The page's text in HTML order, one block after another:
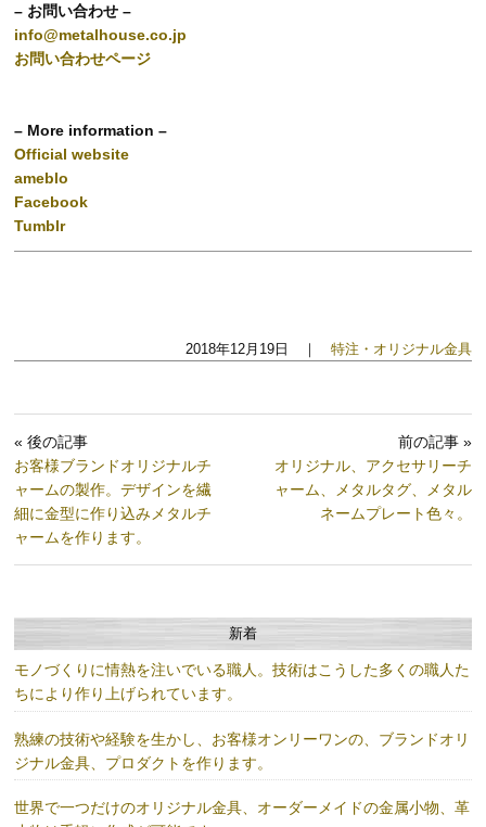
– お問い合わせ –
info@metalhouse.co.jp
お問い合わせページ
– More information –
Official website
ameblo
Facebook
Tumblr
2018年12月19日 ｜ 特注・オリジナル金具
« 後の記事
お客様ブランドオリジナルチ
ャームの製作。デザインを繊
細に金型に作り込みメタルチ
ャームを作ります。
前の記事 »
オリジナル、アクセサリーチ
ャーム、メタルタグ、メタル
ネームプレート色々。
新着
モノづくりに情熱を注いでいる職人。技術はこうした多くの職人た
ちにより作り上げられています。
熟練の技術や経験を生かし、お客様オンリーワンの、ブランドオリ
ジナル金具、プロダクトを作ります。
世界で一つだけのオリジナル金具、オーダーメイドの金属小物、革